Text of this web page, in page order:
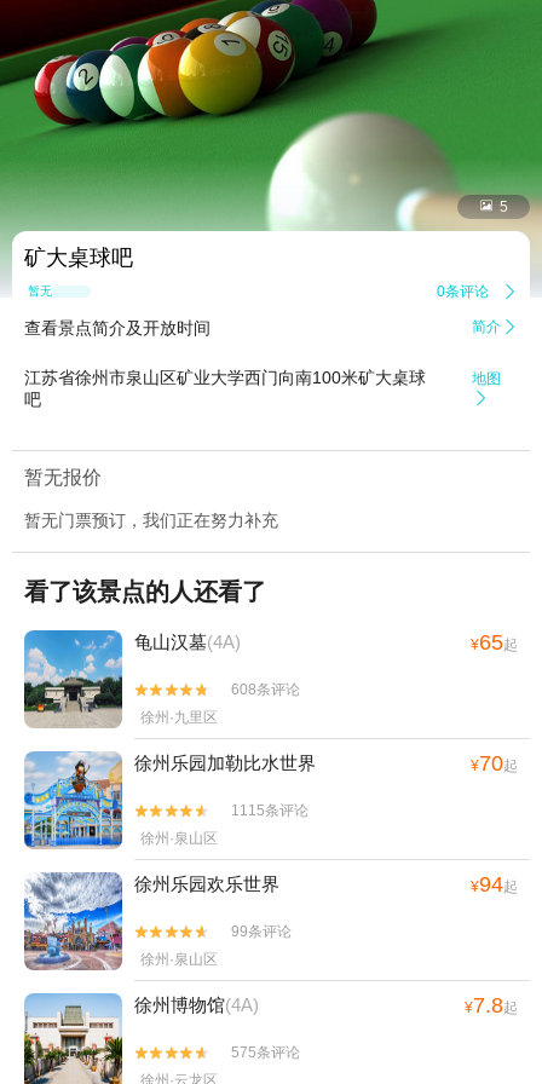
 5
矿大桌球吧
暂无点评 0条评论 
查看景点简介及开放时间 简介 
江苏省徐州市泉山区矿业大学西门向南100米矿大桌球
吧
地图

暂无报价
暂无门票预订，我们正在努力补充
看了该景点的人还看了
龟山汉墓(4A) ¥65起


608条评论
徐州·九里区
徐州乐园加勒比水世界 ¥70起


1115条评论
徐州·泉山区
徐州乐园欢乐世界 ¥94起


99条评论
徐州·泉山区
徐州博物馆(4A) ¥7.8起


575条评论